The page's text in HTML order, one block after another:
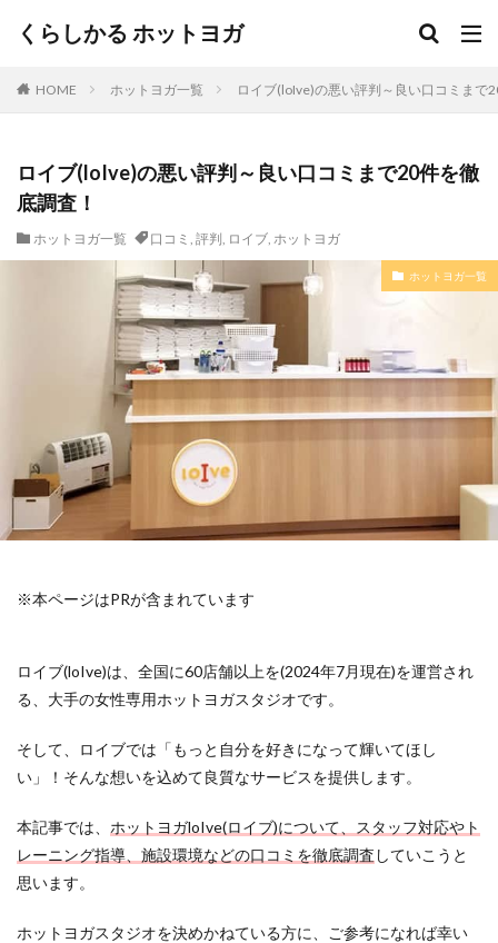
くらしかる ホットヨガ
HOME ホットヨガ一覧 ロイブ(loIve)の悪い評判～良い口コミまで
ロイブ(loIve)の悪い評判～良い口コミまで20件を徹
底調査！
ホットヨガ一覧 口コミ , 評判, ロイブ, ホットヨガ
ホットヨガ一覧
※本ページはPRが含まれています
ロイブ(loIve)は、全国に60店舗以上を(2024年7月現在)を運営され
る、大手の女性専用ホットヨガスタジオです。
そして、ロイブでは「もっと自分を好きになって輝いてほし
い」！そんな想いを込めて良質なサービスを提供します。
本記事では、 ホットヨガloIve(ロイブ)について、スタッフ対応やト
レーニング指導、施設環境などの口コミを徹底調査 していこうと
思います。
ホットヨガスタジオを決めかねている方に、ご参考になれば幸い